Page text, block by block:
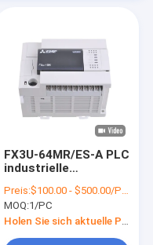
FX3U-64MR/ES-A PLC
industrielle
PLC-Modul-
Relaisausgabe
Preis:$100.00 - $500.00/Pieces
MOQ:1/PC